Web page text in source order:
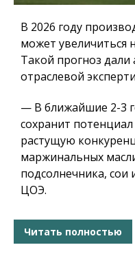
В 2026 году
может увеличиться
Такой прогноз
отраслевой
— В ближайшие 2-3
сохранит
растущую
маржинальных
подсолнечника, сои
ЦОЭ.
Читать полностью